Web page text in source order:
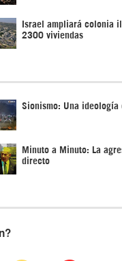
Israel ampliará colonia
2300 viviendas
Sionismo: Una ideología
Minuto a Minuto: La
directo